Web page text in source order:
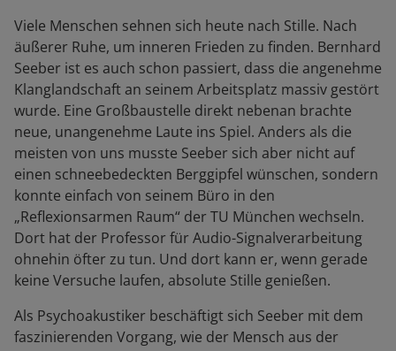
Viele Menschen sehnen sich heute nach Stille. Nach
äußerer Ruhe, um inneren Frieden zu finden. Bernhard
Seeber ist es auch schon passiert, dass die angenehme
Klanglandschaft an seinem Arbeitsplatz massiv gestört
wurde. Eine Großbaustelle direkt nebenan brachte
neue, unangenehme Laute ins Spiel. Anders als die
meisten von uns musste Seeber sich aber nicht auf
einen schneebedeckten Berggipfel wünschen, sondern
konnte einfach von seinem Büro in den
„Reflexionsarmen Raum“ der TU München wechseln.
Dort hat der Professor für Audio-Signalverarbeitung
ohnehin öfter zu tun. Und dort kann er, wenn gerade
keine Versuche laufen, absolute Stille genießen.
Als Psychoakustiker beschäftigt sich Seeber mit dem
faszinierenden Vorgang, wie der Mensch aus der